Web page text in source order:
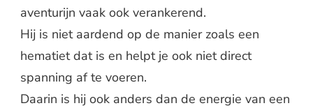
aventurijn vaak ook verankerend.
Hij is niet aardend op de manier zoals een
hematiet dat is en helpt je ook niet direct
spanning af te voeren.
Daarin is hij ook anders dan de energie van een